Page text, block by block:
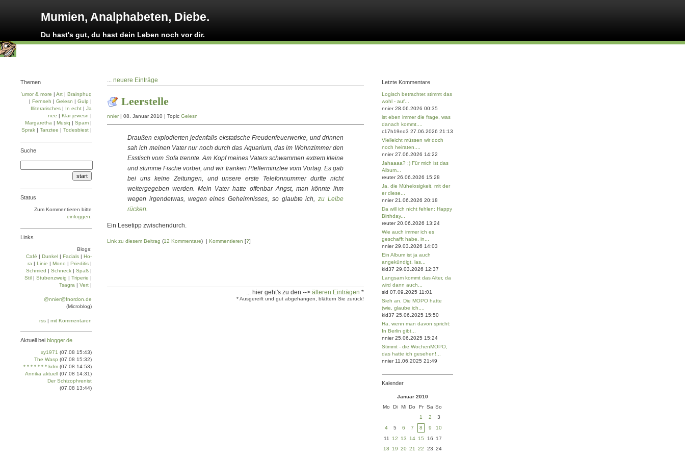
Mumien, Analphabeten, Diebe.
Du hast's gut, du hast dein Leben noch vor dir.
... neuere Einträge
Leerstelle
nnier| 08. Januar 2010 | Topic Gelesn
Draußen explodierten jedenfalls ekstatische Freudenfeuerwerke, und drinnen
sah ich meinen Vater nur noch durch das Aquarium, das im Wohnzimmer den
Esstisch vom Sofa trennte. Am Kopf meines Vaters schwammen extrem kleine
und stumme Fische vorbei, und wir tranken Pfefferminztee vom Vortag. Es gab
bei uns keine Zeitungen, und unsere erste Telefonnummer durfte nicht
weitergegeben werden. Mein Vater hatte offenbar Angst, man könnte ihm
wegen irgendetwas, wegen eines Geheimnisses, so glaubte ich,zu Leibe
rücken.
Ein Lesetipp zwischendurch.
Link zu diesem Beitrag (12 Kommentare) | Kommentieren [?]
... hier geht's zu den --> älteren Einträgen *
* Ausgereift und gut abgehangen, blättern Sie zurück!
Themen
'umor & more | Art | Brainphuq
| Fernseh | Gelesn | Gulp |
Illiterarisches | In echt | Ja
nee | Klar jewesn |
Margaretha | Musiq | Spam |
Sprak | Tanztee | Todesbiest |
Suche
Status
Zum Kommentieren bitte
einloggen
Links
Blogs:
Café | Dun­kel | Facials | Ho­
ra | Linie | Mo­no | Prie­di­tis |
Schmied | Schneck | Spaß |
Stil | Stu­ben­zweig | Tri­pe­rie |
Tsa­gra | Vert |
@nnier@fnordon.de
(Microblog)
rss | mit Kommentaren
Aktuell bei blogger.de
xy1971 (07.08 15:43)
The Wasp (07.08 15:32)
* * * * * * * kdm (07.08 14:53)
Annika aktuell (07.08 14:31)
Der Schizophrenist
(07.08 13:44)
Letzte Kommentare
Logisch betrachtet stimmt das
wohl - auf...
nnier 28.06.2026 00:35
ist eben immer die frage, was
danach kommt....
c17h19no3 27.06.2026 21:13
Vielleicht müssen wir doch
noch heiraten....
nnier 27.06.2026 14:22
Jahaaaa? :) Für mich ist das
Album...
reuter 26.06.2026 15:28
Ja, die Mühelosigkeit, mit der
er diese...
nnier 21.06.2026 20:18
Da will ich nicht fehlen: Happy
Birthday...
reuter 20.06.2026 13:24
Wie auch immer ich es
geschafft habe, in...
nnier 29.03.2026 14:03
Ein Album ist ja auch
angekündigt, las...
kid37 29.03.2026 12:37
Langsam kommt das Alter, da
wird dann auch...
sid 07.09.2025 11:01
Sieh an. Die MOPO hatte
(wie, glaube ich,...
kid37 25.06.2025 15:50
Ha, wenn man davon spricht:
In Berlin gibt...
nnier 25.06.2025 15:24
Stimmt - die WochenMOPO,
das hatte ich gesehen!...
nnier 11.06.2025 21:49
Kalender
Januar 2010
Mo
Di Mi Do Fr Sa So
1
2
3
4
5 6 7 8 9
10
11
12 13 14 15 16
17
18
19 20 21 22 23 24